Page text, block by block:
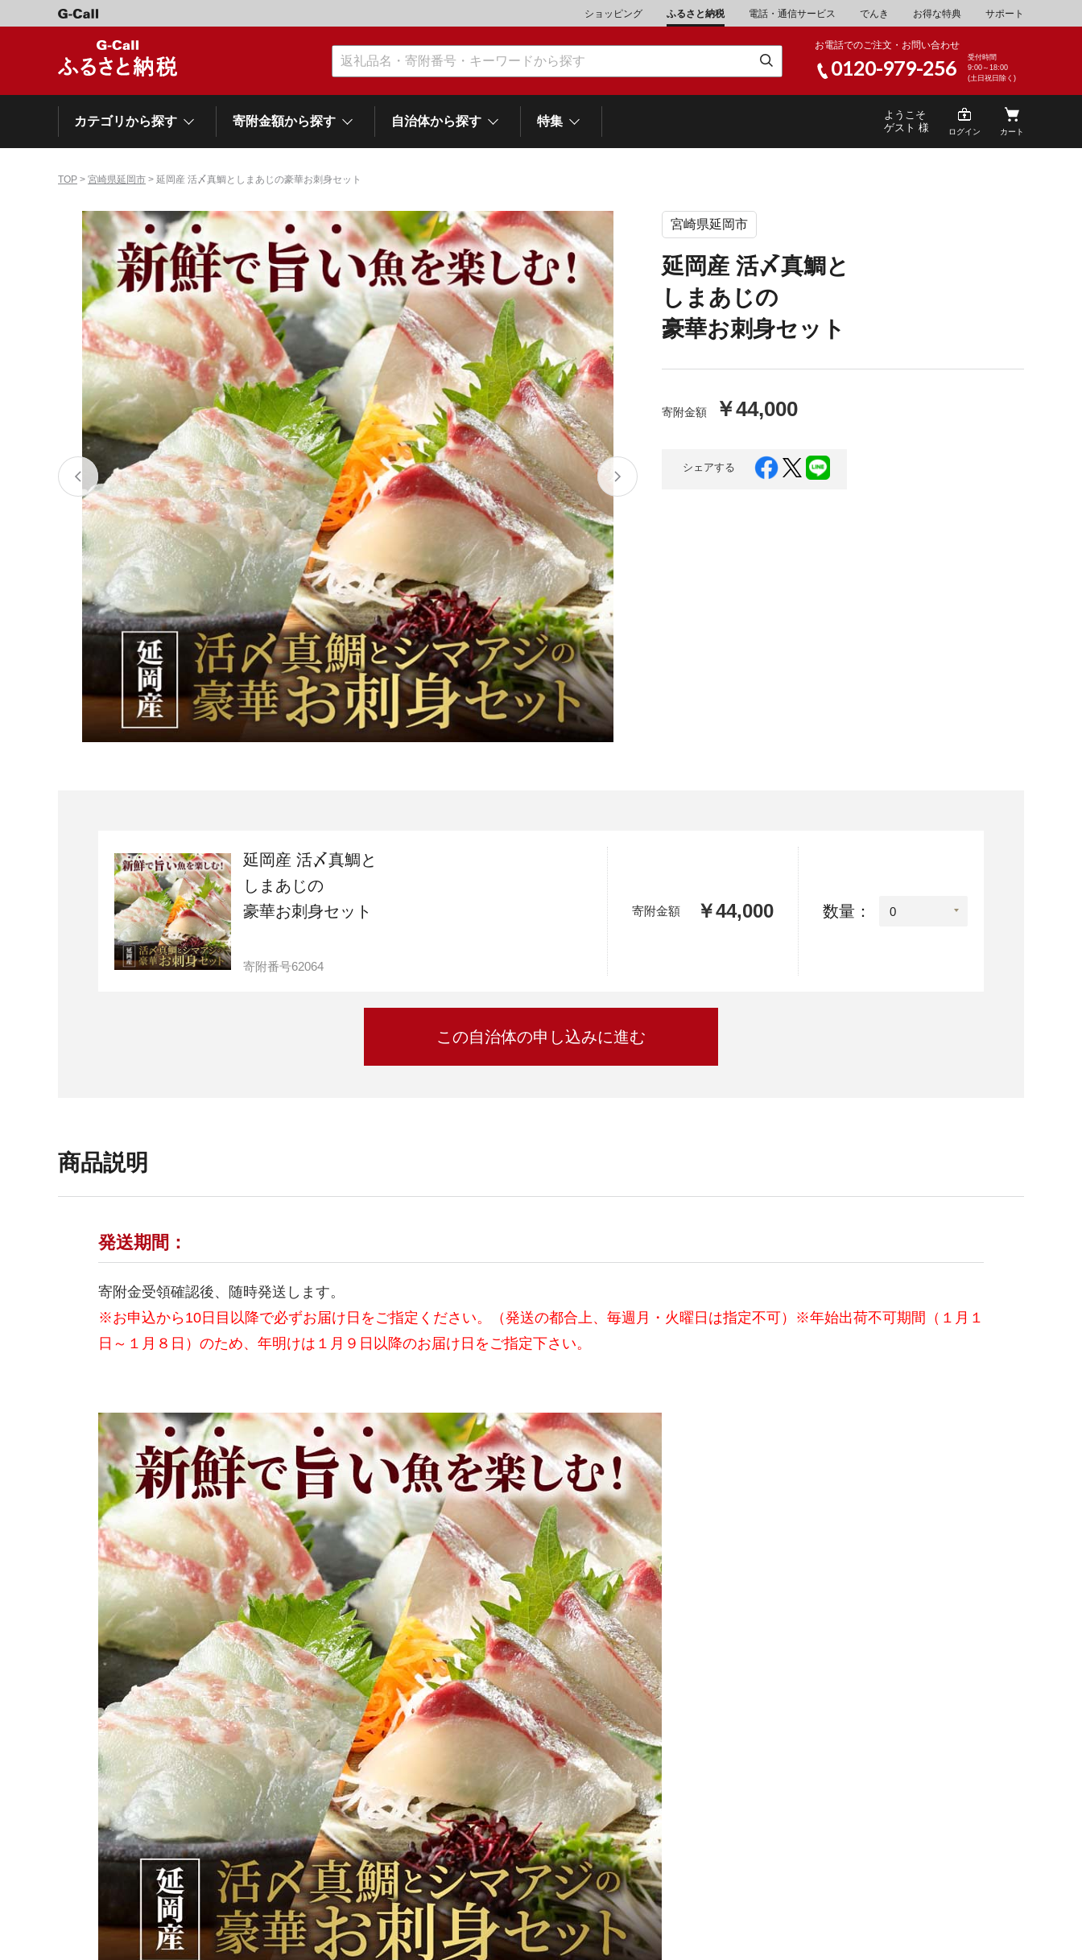
ショッピング ふるさと納税 電話・通信サービス でんき お得な特典 サポート
お電話でのご注文・お問い合わせ
0120-979-256
受付時間
9:00～18:00
(土日祝日除く)
カテゴリから探す
肉類（牛） 肉類（鶏・豚・他） 魚介類
くだもの スイーツ 野菜
ドリンク 他食品 旅行券・食事券 家電・AV機器
寝具 スポーツ・アウトドア 雑貨・日用品
家具 ファッション
定期便
寄附金額から探す
～\10,000 \10,001～20,000 \20,001～30,000
\40,001～50,000 \50,001～100,000 \100,001～200,000
\500,001～1,000,000 \1,000,001～5,000,000 \5,000,001～10,000,000 \10,000,001～
自治体から探す
北海道
網走市 池田町
石狩市
白老町
白糠町
弟子屈町
登別市
平取町
広尾町
紋別市
別海町 利尻富士町
岩手県 雫石町
宮城県 気仙沼市
山形県 東根市 南陽市 三川町
茨城県 下妻市
栃木県 大田原市 鹿沼市
千葉県 九十九里町
北本市
神奈川県 鎌倉市 横浜市
南魚沼市
富山県 魚津市 氷見市
山梨県
市川三郷町
笛吹市
富士河口湖町
静岡県
熱海市 伊豆市
御殿場市
沼津市
袋井市 三島市
愛知県
大府市 春日井市 名古屋市
岐阜県 関市 山県市
三重県 多気町 南伊勢町
津幡町
越前町
滋賀県 近江八幡市 高島市
京都府 亀岡市 京都市
大阪府 堺市 大東市
兵庫県
加西市 神戸市
宍粟市
新温泉町
和歌山県 湯浅町
岡山県
島根県 海士町
高知県 芸西村
福岡県 大川市
特集
ようこそ
ゲスト 様
ログイン カート
TOP > 宮崎県延岡市 > 延岡産 活〆真鯛としまあじの豪華お刺身セット
宮崎県延岡市
延岡産 活〆真鯛と
しまあじの
豪華お刺身セット
寄附金額 ￥44,000
シェアする
延岡産 活〆真鯛と
しまあじの
豪華お刺身セット
寄附番号62064
寄附金額 ￥44,000 数量：
商品説明
発送期間：
寄附金受領確認後、随時発送します。
※お申込から10日目以降で必ずお届け日をご指定ください。（発送の都合上、毎週月・火曜日は指定不可）※年始出荷不可期間（１月１
日～１月８日）のため、年明けは１月９日以降のお届け日をご指定下さい。